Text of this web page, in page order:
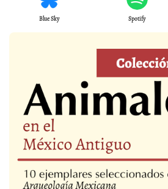
Blue Sky Spotify